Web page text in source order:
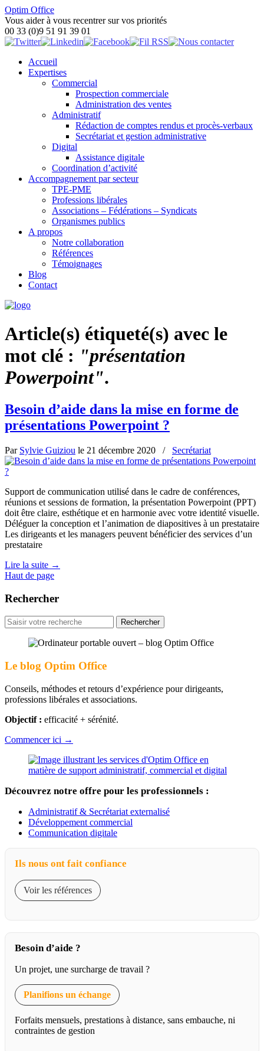
Optim Office
Vous aider à vous recentrer sur vos priorités
00 33 (0)9 51 91 39 01
Accueil
Expertises
Commercial
Prospection commerciale
Administration des ventes
Administratif
Rédaction de comptes rendus et procès-verbaux
Secrétariat et gestion administrative
Digital
Assistance digitale
Coordination d’activité
Accompagnement par secteur
TPE-PME
Professions libérales
Associations – Fédérations – Syndicats
Organismes publics
A propos
Notre collaboration
Références
Témoignages
Blog
Contact
Article(s) étiqueté(s) avec le
mot clé : "présentation
Powerpoint".
Besoin d’aide dans la mise en forme de
présentations Powerpoint ?
Par Sylvie Guiziou le 21 décembre 2020 / Secrétariat
Support de communication utilisé dans le cadre de conférences,
réunions et sessions de formation, la présentation Powerpoint (PPT)
doit être claire, esthétique et en harmonie avec votre identité visuelle.
Déléguer la conception et l’animation de diapositives à un prestataire
Les dirigeants et les managers peuvent bénéficier des services d’un
prestataire
Lire la suite →
Haut de page
Rechercher
Rechercher
pour
Le blog Optim Office
Conseils, méthodes et retours d’expérience pour dirigeants,
professions libérales et associations.
Objectif : efficacité + sérénité.
Commencer ici →
Découvrez notre offre pour les professionnels :
Administratif & Secrétariat externalisé
Développement commercial
Communication digitale
Ils nous ont fait confiance
Voir les références
Besoin d’aide ?
Un projet, une surcharge de travail ?
Planifions un échange
Forfaits mensuels, prestations à distance, sans embauche, ni
contraintes de gestion